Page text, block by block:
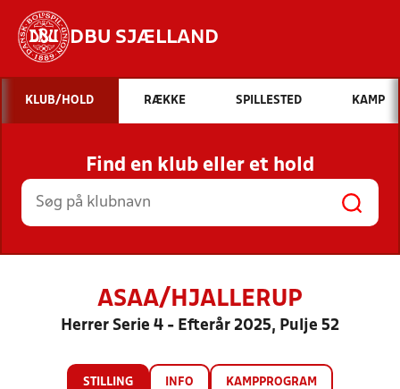
DBU SJÆLLAND
Hvad vil du søge efter?
INDHOLD OG NYHEDER
STILLINGER, RESULTATER, KLUBBER OG
HOLD
KLUB/HOLD RÆKKE SPILLESTED KAMP
Find en klub eller et hold
ASAA/HJALLERUP
Herrer Serie 4 - Efterår 2025, Pulje 52
STILLING INFO KAMPPROGRAM